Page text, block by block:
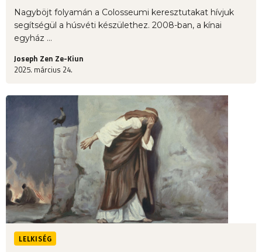
Nagyböjt folyamán a Colosseumi keresztutakat hívjuk
segítségül a húsvéti készülethez. 2008-ban, a kínai
egyház ...
Joseph Zen Ze-Kiun
2025. március 24.
LELKISÉG